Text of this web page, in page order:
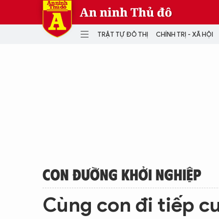
An ninh Thủ đô
TRẬT TỰ ĐÔ THỊ CHÍNH TRỊ - XÃ HỘI
CON ĐƯỜNG KHỞI NGHIỆP
Cùng con đi tiếp